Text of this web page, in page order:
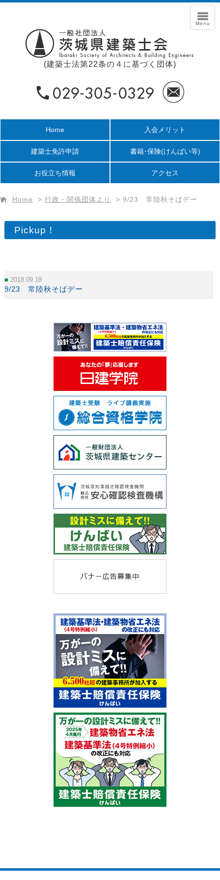
(建築士法第22条の４に基づく団体)
Home 入会メリット
建築士免許申請 書籍･保険(けんばい等)
お役立ち情報 アクセス
Home > 行政・関係団体より > 9/23 常陸秋そばデー
Pickup！
2018.09.18
9/23 常陸秋そばデー